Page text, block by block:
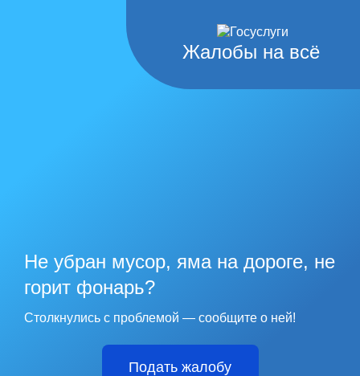
Жалобы на всё
Не убран мусор, яма на дороге, не
горит фонарь?
Столкнулись с проблемой — сообщите о ней!
Подать жалобу